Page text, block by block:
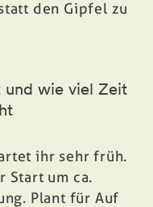
den Gipfel zu
und wie viel Zeit
ihr sehr früh.
Start um ca.
Plant für Auf